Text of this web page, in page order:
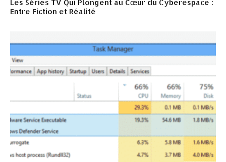
Les Séries TV Qui Plongent au Cœur du Cyberespace :
Entre Fiction et Réalité